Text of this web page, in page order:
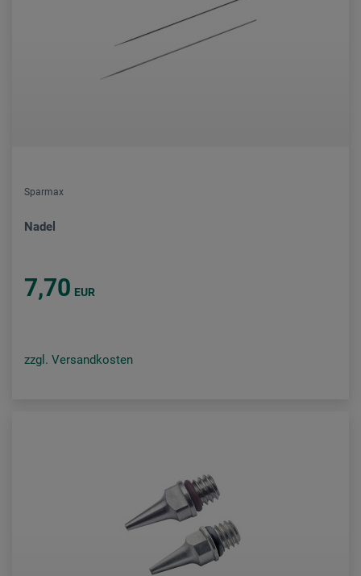
Sparmax
Nadel
7,70 EUR
zzgl. Versandkosten